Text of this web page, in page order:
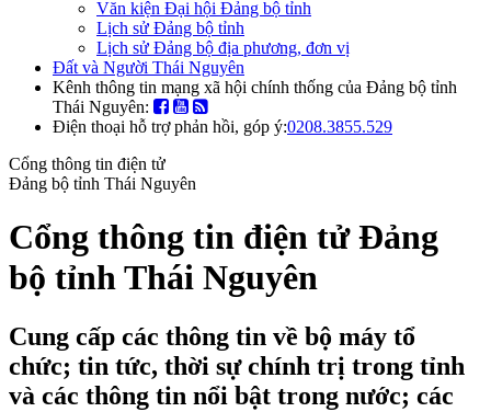
Văn kiện Đại hội Đảng bộ tỉnh
Lịch sử Đảng bộ tỉnh
Lịch sử Đảng bộ địa phương, đơn vị
Đất và Người Thái Nguyên
Kênh thông tin mạng xã hội chính thống của Đảng bộ tỉnh
Thái Nguyên:
Điện thoại hỗ trợ phản hồi, góp ý:0208.3855.529
Cổng thông tin điện tử
Đảng bộ tỉnh Thái Nguyên
Cổng thông tin điện tử Đảng
bộ tỉnh Thái Nguyên
Cung cấp các thông tin về bộ máy tổ
chức; tin tức, thời sự chính trị trong tỉnh
và các thông tin nổi bật trong nước; các